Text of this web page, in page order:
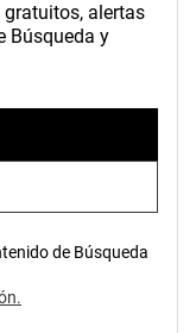
alertas
Búsqueda y
de Búsqueda